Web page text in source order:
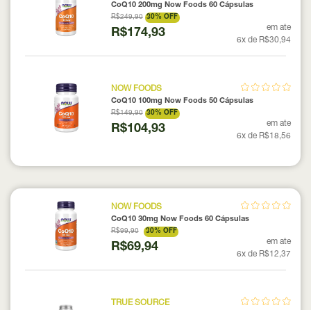
CoQ10 200mg Now Foods 60 Cápsulas
R$249,90 30% OFF
R$174,93
em ate
6x de R$30,94
NOW FOODS
CoQ10 100mg Now Foods 50 Cápsulas
R$149,90 30% OFF
R$104,93
em ate
6x de R$18,56
NOW FOODS
CoQ10 30mg Now Foods 60 Cápsulas
R$99,90 30% OFF
R$69,94
em ate
6x de R$12,37
TRUE SOURCE